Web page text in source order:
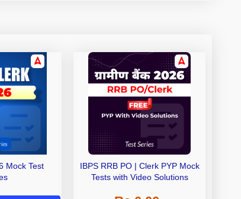
Mock Test
IBPS RRB PO | Clerk PYP Mock
Tests with Video Solutions